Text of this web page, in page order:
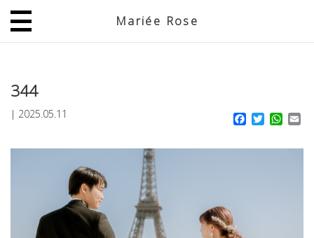
Mariée Rose
344
| 2025.05.11 Facebook
Twitter